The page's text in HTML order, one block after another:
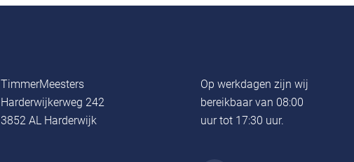
TimmerMeesters
Harderwijkerweg 242
3852 AL Harderwijk
Op werkdagen zijn wij
bereikbaar van 08:00
uur tot 17:30 uur.